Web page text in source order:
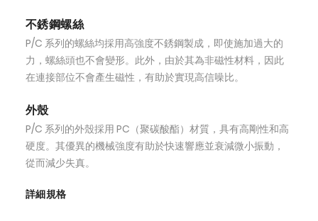
不銹鋼螺絲
P/C 系列的螺絲均採用高強度不銹鋼製成，即使施加過大的
力，螺絲頭也不會變形。此外，由於其為非磁性材料，因此
在連接部位不會產生磁性，有助於實現高信噪比。
外殼
P/C 系列的外殼採用 PC（聚碳酸酯）材質，具有高剛性和高
硬度。其優異的機械強度有助於快速響應並衰減微小振動，
從而減少失真。
詳細規格